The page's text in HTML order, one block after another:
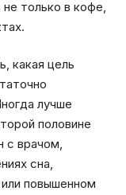
только в кофе,
какая цель
лучше
половине
с врачом,
сна,
повышенном